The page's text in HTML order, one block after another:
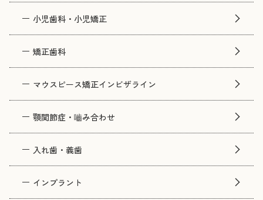
小児歯科・小児矯正
矯正歯科
マウスピース矯正インビザライン
顎関節症・嚙み合わせ
入れ歯・義歯
インプラント